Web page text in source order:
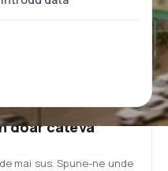
doar câteva
mai sus. Spune-ne unde